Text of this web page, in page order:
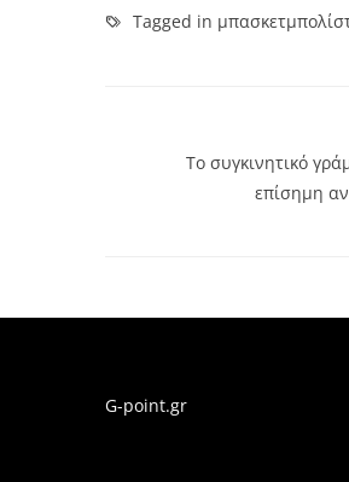
Tagged in
Το συγκινητικό
επίσημη
G-point.gr